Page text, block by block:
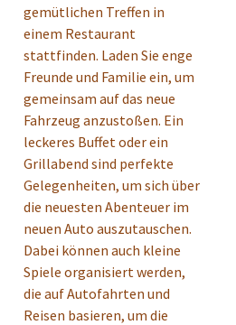
gemütlichen Treffen in
einem Restaurant
stattfinden. Laden Sie enge
Freunde und Familie ein, um
gemeinsam auf das neue
Fahrzeug anzustoßen. Ein
leckeres Buffet oder ein
Grillabend sind perfekte
Gelegenheiten, um sich über
die neuesten Abenteuer im
neuen Auto auszutauschen.
Dabei können auch kleine
Spiele organisiert werden,
die auf Autofahrten und
Reisen basieren, um die